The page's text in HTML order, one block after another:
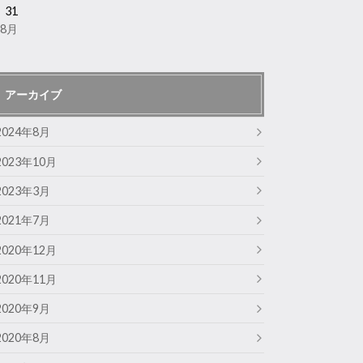
31
月
アーカイブ
年8月
年10月
年3月
年7月
年12月
年11月
年9月
年8月